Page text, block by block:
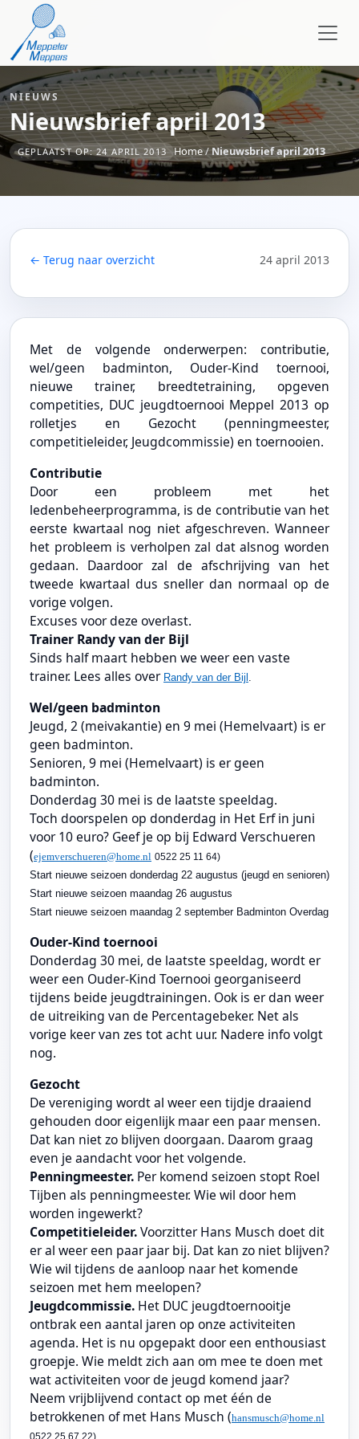
NIEUWS
Nieuwsbrief april 2013
GEPLAATST OP: 24 APRIL 2013 Home/Nieuwsbrief april 2013
← Terug naar overzicht 24 april 2013
Met de volgende onderwerpen: contributie,
wel/geen badminton, Ouder-Kind toernooi,
nieuwe trainer, breedtetraining, opgeven
competities, DUC jeugdtoernooi Meppel 2013 op
rolletjes en Gezocht (penningmeester,
competitieleider, Jeugdcommissie) en toernooien.
Contributie
Door een probleem met het
ledenbeheerprogramma, is de contributie van het
eerste kwartaal nog niet afgeschreven. Wanneer
het probleem is verholpen zal dat alsnog worden
gedaan. Daardoor zal de afschrijving van het
tweede kwartaal dus sneller dan normaal op de
vorige volgen.
Excuses voor deze overlast.
Trainer Randy van der Bijl
Sinds half maart hebben we weer een vaste
trainer. Lees alles over Randy van der Bijl
Wel/geen badminton
Jeugd, 2 (meivakantie) en 9 mei (Hemelvaart) is er
geen badminton.
Senioren, 9 mei (Hemelvaart) is er geen
badminton.
Donderdag 30 mei is de laatste speeldag.
Toch doorspelen op donderdag in Het Erf in juni
voor 10 euro? Geef je op bij Edward Verschueren
(ejemverschueren@home.nl 0522 25 11 64)
Start nieuwe seizoen donderdag 22 augustus (jeugd en senioren)
Start nieuwe seizoen maandag 26 augustus
Start nieuwe seizoen maandag 2 september Badminton Overdag
Ouder-Kind toernooi
Donderdag 30 mei, de laatste speeldag, wordt er
weer een Ouder-Kind Toernooi georganiseerd
tijdens beide jeugdtrainingen. Ook is er dan weer
de uitreiking van de Percentagebeker. Net als
vorige keer van zes tot acht uur. Nadere info volgt
nog.
Gezocht
De vereniging wordt al weer een tijdje draaiend
gehouden door eigenlijk maar een paar mensen.
Dat kan niet zo blijven doorgaan. Daarom graag
even je aandacht voor het volgende.
Penningmeester. Per komend seizoen stopt Roel
Tijben als penningmeester. Wie wil door hem
worden ingewerkt?
Competitieleider.Voorzitter Hans Musch doet dit
er al weer een paar jaar bij. Dat kan zo niet blijven?
Wie wil tijdens de aanloop naar het komende
seizoen met hem meelopen?
Jeugdcommissie. Het DUC jeugdtoernooitje
ontbrak een aantal jaren op onze activiteiten
agenda. Het is nu opgepakt door een enthousiast
groepje. Wie meldt zich aan om mee te doen met
wat activiteiten voor de jeugd komend jaar?
Neem vrijblijvend contact op met één de
betrokkenen of met Hans Musch (hansmusch@home.nl
0522 25 67 22)